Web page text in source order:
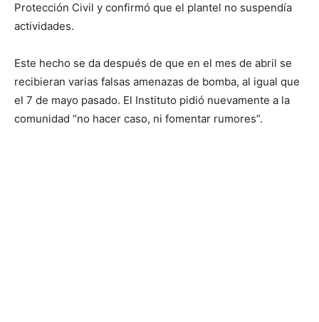
Protección Civil y confirmó que el plantel no suspendía
actividades.
Este hecho se da después de que en el mes de abril se
recibieran varias falsas amenazas de bomba, al igual que
el 7 de mayo pasado. El Instituto pidió nuevamente a la
comunidad “no hacer caso, ni fomentar rumores”.